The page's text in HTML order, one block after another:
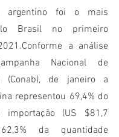
Brasil no primeiro
a análise
Nacional de
(Conab), de janeiro a
representou 69,4% do
(US $81,7
da quantidade